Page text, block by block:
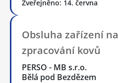
Zveřejněno: 14. června
Obsluha zařízení na
zpracování kovů
PERSO - MB s.r.o.
Bělá pod Bezdězem